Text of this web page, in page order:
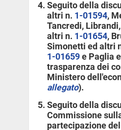
Seguito della
altri n. 1-01594,
Tancredi,
altri n. 1-01654,
Simonetti ed altri
1-01659 e Paglia
trasparenza dei
Ministero
allegato).
Seguito della
Commissione
partecipazione